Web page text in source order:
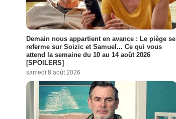
Demain nous appartient en avance : Le piège se
referme sur Soizic et Samuel... Ce qui vous
attend la semaine du 10 au 14 août 2026
[SPOILERS]
samedi 8 août 2026